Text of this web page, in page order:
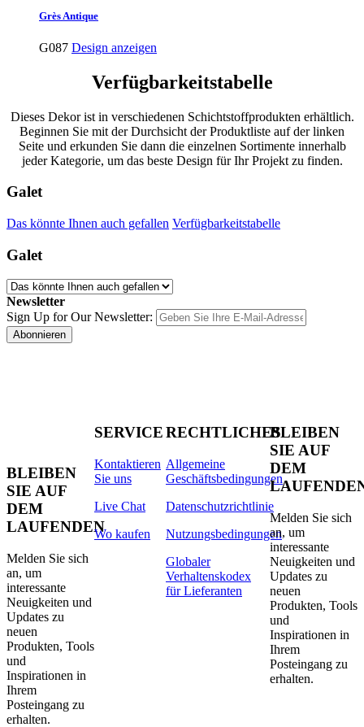
Grès Antique
G087 Design anzeigen
Verfügbarkeitstabelle
Dieses Dekor ist in verschiedenen Schichtstoffprodukten erhältlich.
Beginnen Sie mit der Durchsicht der Produktliste auf der linken
Seite und erkunden Sie dann die einzelnen Sortimente innerhalb
jeder Kategorie, um das beste Design für Ihr Projekt zu finden.
Galet
Das könnte Ihnen auch gefallen Verfügbarkeitstabelle
Galet
Newsletter
Sign Up for Our Newsletter:
Abonnieren
BLEIBEN
SIE AUF
DEM
LAUFENDEN
Melden Sie sich
an, um
interessante
Neuigkeiten und
Updates zu
neuen
Produkten, Tools
und
Inspirationen in
Ihrem
Posteingang zu
erhalten.
SERVICE
Kontaktieren
Sie uns
Live Chat
Wo kaufen
RECHTLICHES
Allgemeine
Geschäftsbedingungen
Datenschutzrichtlinie
Nutzungsbedingungen
Globaler
Verhaltenskodex
für Lieferanten
BLEIBEN
SIE AUF
DEM
Melden Sie sich
an, um
interessante
Neuigkeiten und
Updates zu
neuen
Produkten, Tools
und
Inspirationen in
Ihrem
Posteingang zu
erhalten.